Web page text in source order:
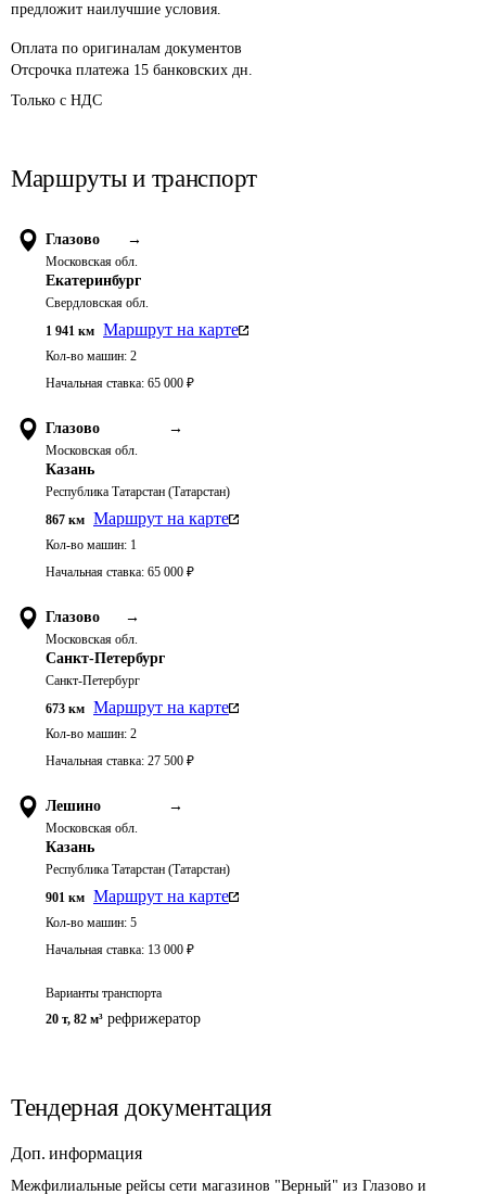
предложит наилучшие условия.
Оплата по оригиналам документов
Отсрочка платежа 15 банковских дн.
Только с НДС
Маршруты и транспорт
Глазово →
Московская обл.
Екатеринбург
Свердловская обл.
1 941 км Маршрут на карте
Кол-во машин: 2
Начальная ставка: 65 000 ₽
Глазово →
Московская обл.
Казань
Республика Татарстан (Татарстан)
867 км Маршрут на карте
Кол-во машин: 1
Начальная ставка: 65 000 ₽
Глазово →
Московская обл.
Санкт-Петербург
Санкт-Петербург
673 км Маршрут на карте
Кол-во машин: 2
Начальная ставка: 27 500 ₽
Лешино →
Московская обл.
Казань
Республика Татарстан (Татарстан)
901 км Маршрут на карте
Кол-во машин: 5
Начальная ставка: 13 000 ₽
Варианты транспорта
20 т, 82 м³ рефрижератор
Тендерная документация
Доп. информация
Межфилиальные рейсы сети магазинов "Верный" из Глазово и